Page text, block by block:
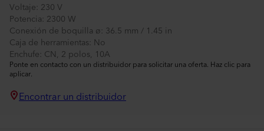
Voltaje 230 V
Potencia 2300 W
Conexión de boquilla ø 36.5 mm / 1.45 in
Caja de herramientas No
Enchufe CN, 2 polos, 10A
Ponte en contacto con un distribuidor para solicitar una oferta. Haz clic para
aplicar.
Encontrar un distribuidor